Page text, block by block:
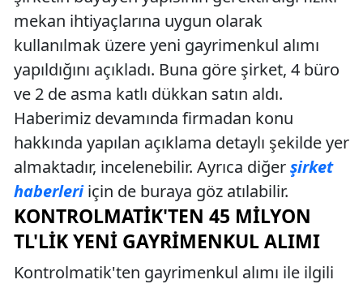
mekan ihtiyaçlarına uygun olarak
kullanılmak üzere yeni gayrimenkul alımı
yapıldığını açıkladı. Buna göre şirket, 4 büro
ve 2 de asma katlı dükkan satın aldı.
Haberimiz devamında firmadan konu
hakkında yapılan açıklama detaylı şekilde yer
almaktadır, incelenebilir. Ayrıca diğerşirket
haberleriiçin de buraya göz atılabilir.
KONTROLMATIK'TEN 45 MILYON
TL'LIK YENI GAYRIMENKUL ALIMI
Kontrolmatik'ten gayrimenkul alımı ile ilgili